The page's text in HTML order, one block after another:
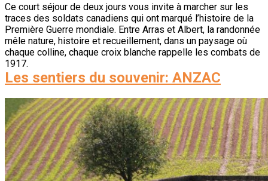
Ce court séjour de deux jours vous invite à marcher sur les
traces des soldats canadiens qui ont marqué l’histoire de la
Première Guerre mondiale. Entre Arras et Albert, la randonnée
mêle nature, histoire et recueillement, dans un paysage où
chaque colline, chaque croix blanche rappelle les combats de
1917.
Les sentiers du souvenir: ANZAC